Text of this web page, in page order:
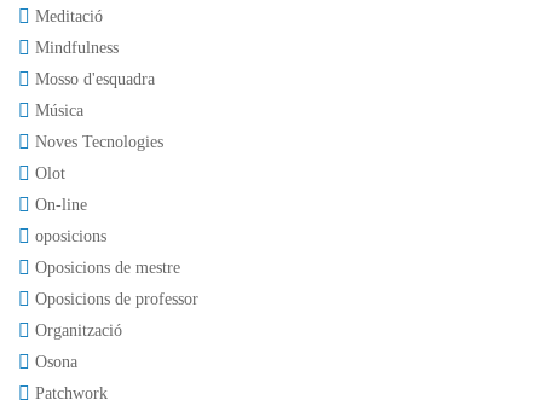
Meditació
Mindfulness
Mosso d'esquadra
Música
Noves Tecnologies
Olot
On-line
oposicions
Oposicions de mestre
Oposicions de professor
Organització
Osona
Patchwork